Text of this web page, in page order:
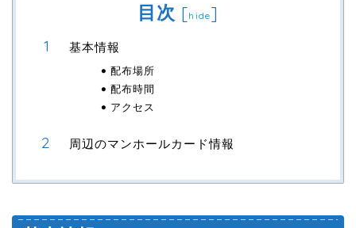
目次 [hide]
基本情報
配布場所
配布時間
アクセス
周辺のマンホールカード情報